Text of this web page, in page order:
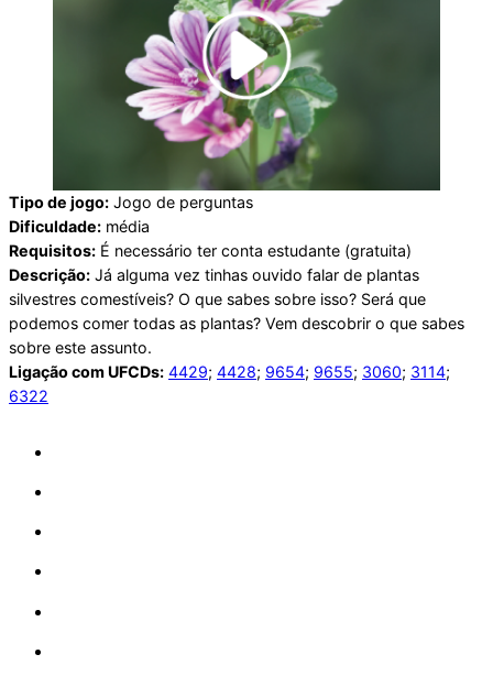
Tipo de jogo: Jogo de perguntas
Dificuldade: média
Requisitos: É necessário ter conta estudante (gratuita)
Descrição: Já alguma vez tinhas ouvido falar de plantas
silvestres comestíveis? O que sabes sobre isso? Será que
podemos comer todas as plantas? Vem descobrir o que sabes
sobre este assunto.
Ligação com UFCDs: 4429; 4428; 9654; 9655; 3060; 3114;
6322